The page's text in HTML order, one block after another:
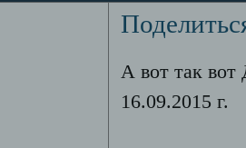
А вот так вот
16.09.2015 г.